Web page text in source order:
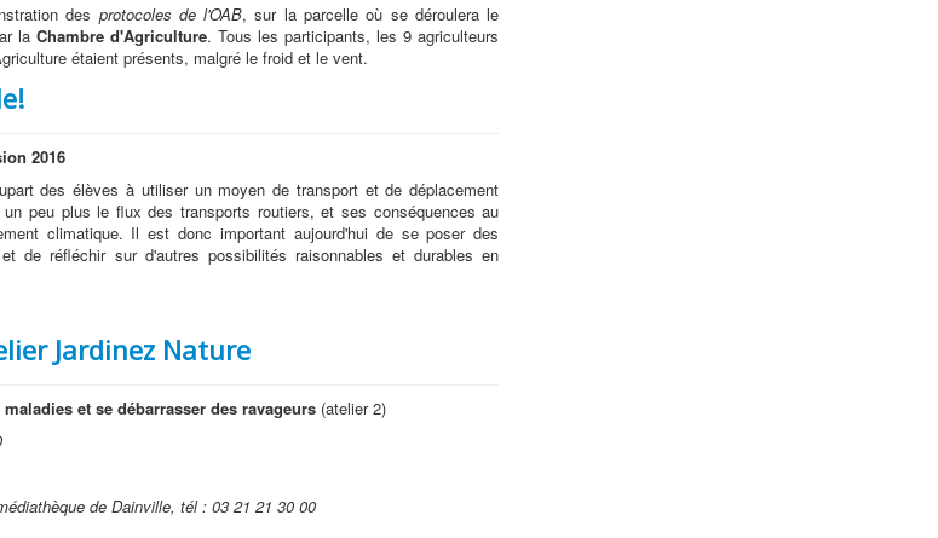
des protocoles de l'OAB, sur la parcelle où se déroulera le
la Chambre d'Agriculture. Tous les participants, les 9 agriculteurs
étaient présents, malgré le froid et le vent.
2016
des élèves à utiliser un moyen de transport et de déplacement
peu plus le flux des transports routiers, et ses conséquences au
climatique. Il est donc important aujourd'hui de se poser des
de réfléchir sur d'autres possibilités raisonnables et durables en
Jardinez Nature
et se débarrasser des ravageurs(atelier 2)
de Dainville, tél : 03 21 21 30 00